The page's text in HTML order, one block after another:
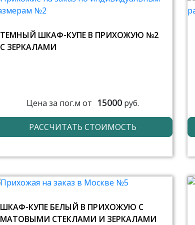
ТЕМНЫЙ ШКАФ-КУПЕ В ПРИХОЖУЮ №2
С ЗЕРКАЛАМИ
Цена за пог.м от 15000руб.
РАССЧИТАТЬ СТОИМОСТЬ
ШКАФ-КУПЕ БЕЛЫЙ В ПРИХОЖУЮ С
МАТОВЫМИ СТЕКЛАМИ И ЗЕРКАЛАМИ